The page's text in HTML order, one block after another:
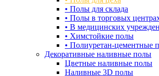
• Полы для склада
• Полы в торговых
• В медицинских
• Химстойкие полы
• Полиуретан-цементные
Декоративные наливные полы
Цветные наливные полы
Наливные 3D полы